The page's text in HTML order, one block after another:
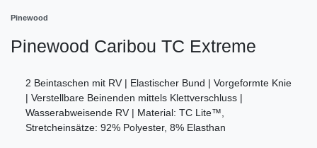
Pinewood
Pinewood Caribou TC Extreme
2 Beintaschen mit RV | Elastischer Bund | Vorgeformte Knie
| Verstellbare Beinenden mittels Klettverschluss |
Wasserabweisende RV | Material: TC Lite™,
Stretcheinsätze: 92% Polyester, 8% Elasthan